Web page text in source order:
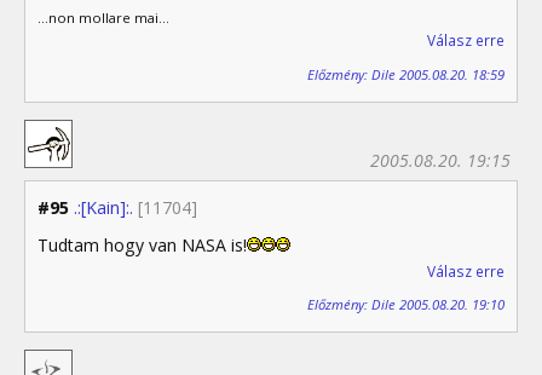
...non mollare mai...
Válasz erre
Előzmény: Dile 2005.08.20. 18:59
#95 .:[Kain]:. [11704]
2005.08.20. 19:15
Tudtam hogy van NASA is!
Válasz erre
Előzmény: Dile 2005.08.20. 19:10